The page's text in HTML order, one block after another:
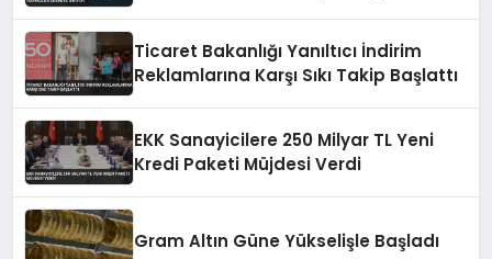
Ticaret Bakanlığı Yanıltıcı İndirim
Reklamlarına Karşı Sıkı Takip Başlattı
EKK Sanayicilere 250 Milyar TL Yeni
Kredi Paketi Müjdesi Verdi
Gram Altın Güne Yükselişle Başladı